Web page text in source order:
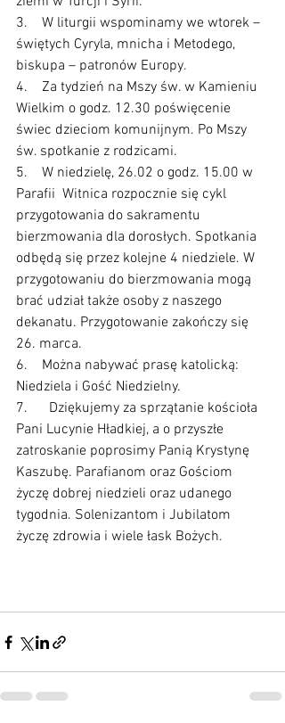
3.    W liturgii wspominamy we wtorek –
świętych Cyryla, mnicha i Metodego,
biskupa – patronów Europy.
4.    Za tydzień na Mszy św. w Kamieniu
Wielkim o godz. 12.30 poświęcenie
świec dzieciom komunijnym. Po Mszy
św. spotkanie z rodzicami.
5.    W niedzielę, 26.02 o godz. 15.00 w
Parafii  Witnica rozpocznie się cykl
przygotowania do sakramentu
bierzmowania dla dorosłych. Spotkania
odbędą się przez kolejne 4 niedziele. W
przygotowaniu do bierzmowania mogą
brać udział także osoby z naszego
dekanatu. Przygotowanie zakończy się
26. marca.
6.    Można nabywać prasę katolicką:
Niedziela i Gość Niedzielny.
7.      Dziękujemy za sprzątanie kościoła
Pani Lucynie Hładkiej, a o przyszłe
zatroskanie poprosimy Panią Krystynę
Kaszubę. Parafianom oraz Gościom
życzę dobrej niedzieli oraz udanego
tygodnia. Solenizantom i Jubilatom
życzę zdrowia i wiele łask Bożych.